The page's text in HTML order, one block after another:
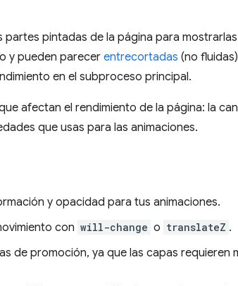
pintadas de la página para
y pueden parecer entrecortadas (no
en el subproceso principal.
afectan el rendimiento de la página: la
que usas para las animaciones.
y opacidad para tus animaciones.
con will-change o translateZ .
de promoción, ya que las capas requieren